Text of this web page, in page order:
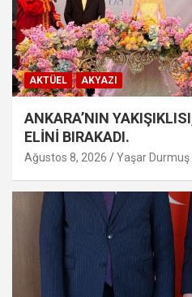
AKTÜEL AKYAZI
ANKARA’NIN
ELİNİ BIRAKADI.
Ağustos 8, 2026 Yaşar Durmuş